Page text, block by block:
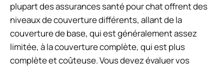
plupart des assurances santé pour chat offrent des
niveaux de couverture différents, allant de la
couverture de base, qui est généralement assez
limitée, à la couverture complète, qui est plus
complète et coûteuse. Vous devez évaluer vos